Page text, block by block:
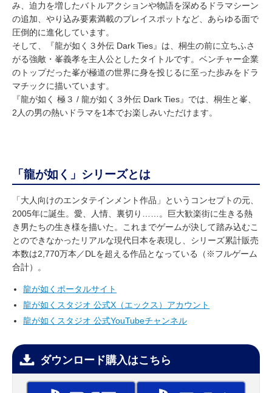
み、迫力を増したバトルアクションや物語を深めるドラマシーン
の追加、やり込み要素満載のプレイスポットなど、あらゆる面で
圧倒的に進化しています。
そして、『龍が如く３外伝 Dark Ties』は、桐生の前に立ちふさ
がる強敵・峯義孝を主人公としたタイトルです。ベンチャー企業
のトップだった峯が極道の世界に身を投じるに至った歩みをドラ
マチックに描いています。
『龍が如く 極３ / 龍が如く３外伝 Dark Ties』では、桐生と峯、
2人の男の熱いドラマを1本でお楽しみいただけます。
「龍が如く」シリーズとは
「大人向けのエンタテインメント作品」というコンセプトの元、
2005年に誕生。愛、人情、裏切り……。巨大歓楽街に生きる熱
き男たちの生き様を描いた。これまでゲームが決して踏み込むこ
とのできなかったリアルな現代日本を表現し、シリーズ累計販売
本数は2,770万本／DLを超える作品となっている（※フルゲーム
合計）。
龍が如くポータルサイト
龍が如くスタジオ 公式X（エックス）アカウント
龍が如くスタジオ 公式YouTubeチャンネル
ダウンロード購入はこちら